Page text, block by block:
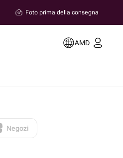
Foto prima della consegna
AMD
Negozi